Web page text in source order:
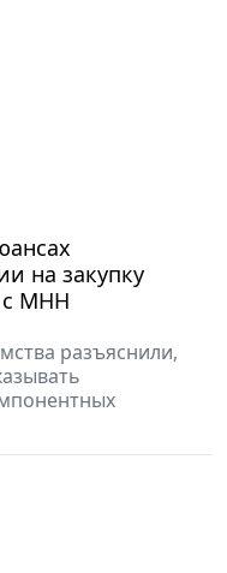
на закупку
с МНН
разъяснили,